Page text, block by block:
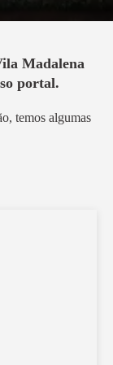
Madalena
portal.
temos algumas